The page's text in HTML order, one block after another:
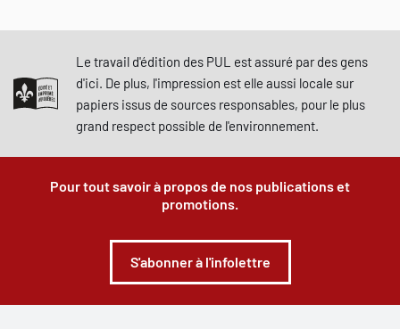
Le travail d'édition des PUL est assuré par des gens
d'ici. De plus, l'impression est elle aussi locale sur
papiers issus de sources responsables, pour le plus
grand respect possible de l'environnement.
Pour tout savoir à propos de nos publications et
promotions.
S'abonner à l'infolettre